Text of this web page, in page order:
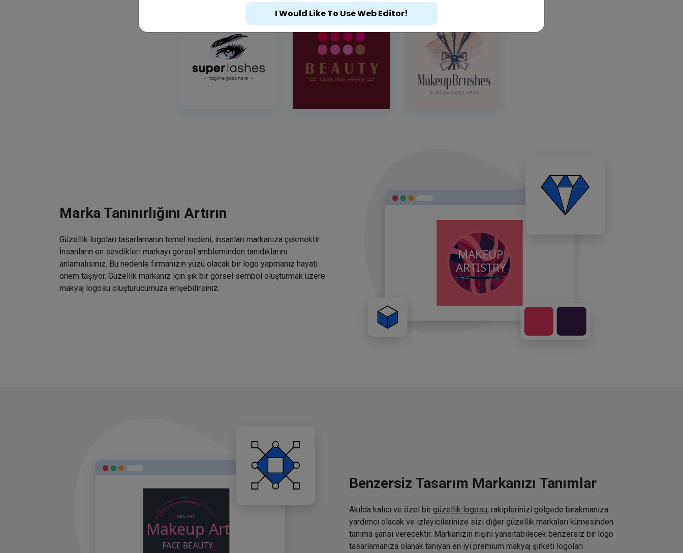
Marka Tanınırlığını Artırın
Güzellik logoları tasarlamanın temel nedeni, insanları markanıza çekmektir.
İnsanların en sevdikleri markayı görsel ambleminden tanıdıklarını
anlamalısınız. Bu nedenle firmanızın yüzü olacak bir logo yapmanız hayati
önem taşıyor. Güzellik markanız için şık bir görsel sembol oluşturmak üzere
makyaj logosu oluşturucumuza erişebilirsiniz.
Benzersiz Tasarım Markanızı Tanımlar
Akılda kalıcı ve özel bir güzellik logosu, rakiplerinizi gölgede bırakmanıza
yardımcı olacak ve izleyicilerinize sizi diğer güzellik markaları kümesinden
tanıma şansı verecektir. Markanızın nişini yansıtabilecek benzersiz bir logo
tasarlamanıza olanak tanıyan en iyi premium makyaj şirketi logoları
I Would Like To Use Web Editor!